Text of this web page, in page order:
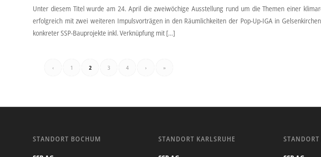
Unter diesem Titel wurde am 24. April die zweiwöchige Ausstellung rund um die Themen einer
erfolgreich mit zwei weiteren Impulsvorträgen in den Räumlichkeiten der Pop-Up-IGA in
konkreter SSP-Bauprojekte inkl. Verknüpfung mit […]
‹ 1 2 3 4 › »
STANDORT BOCHUM STANDORT KARLSRUHE